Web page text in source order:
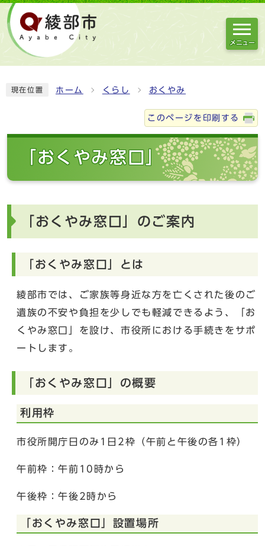
メニュー
現在位置 ホーム くらし おくやみ
このページを印刷する
「おくやみ窓口」
「おくやみ窓口」のご案内
「おくやみ窓口」とは
綾部市では、ご家族等身近な方を亡くされた後のご
遺族の不安や負担を少しでも軽減できるよう、「お
くやみ窓口」を設け、市役所における手続きをサポ
ートします。
「おくやみ窓口」の概要
利用枠
市役所開庁日のみ1日2枠（午前と午後の各1枠）
午前枠：午前10時から
午後枠：午後2時から
「おくやみ窓口」設置場所